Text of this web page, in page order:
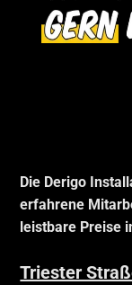
Die Derigo
erfahrene
leistbare Preise
Triester